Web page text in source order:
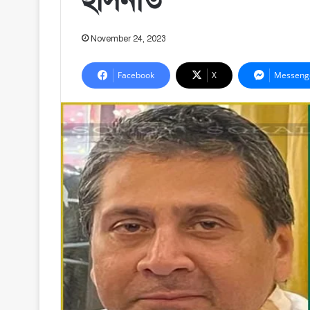
November 24, 2023
Facebook X